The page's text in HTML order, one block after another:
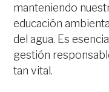
manteniendo
educación
del agua. Es
gestión
tan vital.